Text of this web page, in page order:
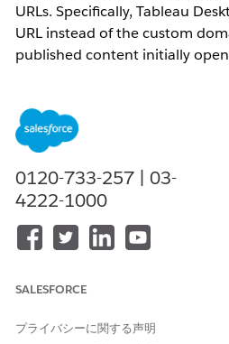
URLs. Specifically, Tableau
URL instead of the custom
published content initially
解決策
1. Use the 'Share' button in
share content URLs using the
2. Configure OAuth redirect URLs
その他のリソース
0120-733-257 | 03-
4222-1000
SALESFORCE
プライバシーに関する声明